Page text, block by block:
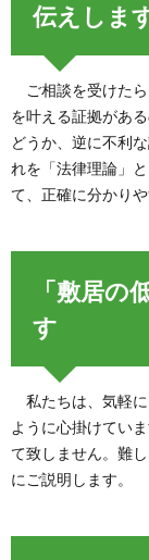
伝えしま
ご相談を受けたら
を叶える証拠があ
どうか、逆に不利
れを「法律理論」
て、正確に分かり
「敷居の
す
私たちは、気軽に
ように心掛けてい
て致しません。難
にご説明します。